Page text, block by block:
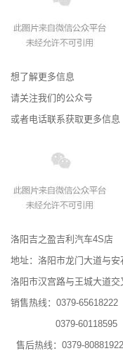
想了解更多信息
请关注我们的公众号
或者电话联系获取更多信息
洛阳吉之盈吉利汽车4S店
地址：洛阳市龙门大道与
洛阳市汉宫路与王城大道交
销售热线：0379-65618222
0379-60118595
售后热线：0379-80881922